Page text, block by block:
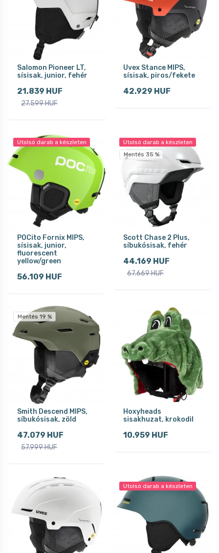
Salomon Pioneer LT,
sísisak, junior, fehér
21.839 HUF
27.599 HUF
Uvex Stance MIPS,
sísisak, piros/fekete
42.929 HUF
Utolsó darab a készleten
POCito Fornix MIPS,
sísisak, junior,
fluorescent
yellow/green
56.109 HUF
Utolsó darab a készleten
Mentés 35 %
Scott Chase 2 Plus,
síbukósisak, fehér
44.169 HUF
67.669 HUF
Mentés 19 %
Smith Descend MIPS,
síbukósisak, zöld
47.079 HUF
57.999 HUF
Hoxyheads
sisakhuzat, krokodil
10.959 HUF
Utolsó darab a készleten